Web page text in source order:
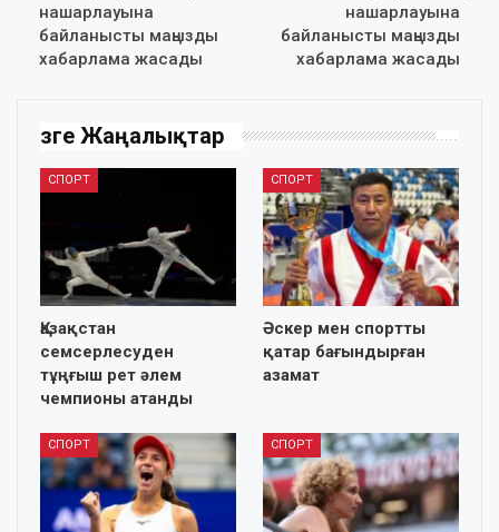
нашарлауына
байланысты маңызды
хабарлама жасады
нашарлауына
байланысты маңызды
хабарлама жасады
Өзге Жаңалықтар
СПОРТ
Қазақстан
семсерлесуден
тұңғыш рет әлем
чемпионы атанды
СПОРТ
Әскер мен спортты
қатар бағындырған
азамат
СПОРТ СПОРТ